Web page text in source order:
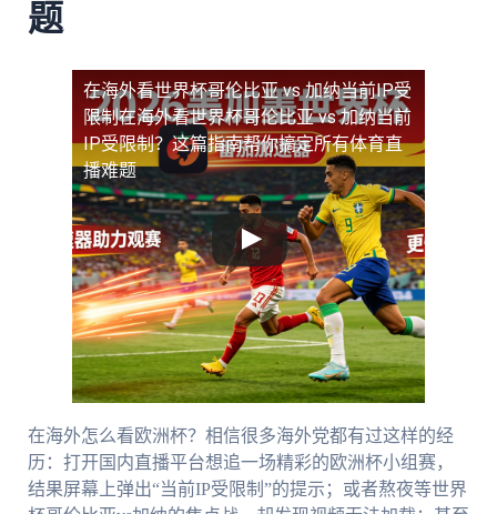
题
在海外看世界杯哥伦比亚 vs 加纳当前IP受
限制在海外看世界杯哥伦比亚 vs 加纳当前
IP受限制？这篇指南帮你搞定所有体育直
播难题
在海外怎么看欧洲杯？相信很多海外党都有过这样的经
历：打开国内直播平台想追一场精彩的欧洲杯小组赛，
结果屏幕上弹出“当前IP受限制”的提示；或者熬夜等世界